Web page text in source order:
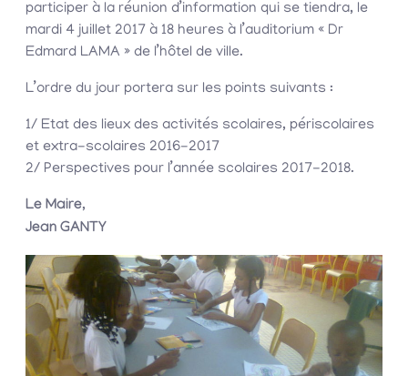
participer à la réunion d’information qui se tiendra, le
mardi 4 juillet 2017 à 18 heures à l’auditorium « Dr
Edmard LAMA » de l’hôtel de ville.
L’ordre du jour portera sur les points suivants :
1/ Etat des lieux des activités scolaires, périscolaires
et extra-scolaires 2016-2017
2/ Perspectives pour l’année scolaires 2017-2018.
Le Maire,
Jean GANTY